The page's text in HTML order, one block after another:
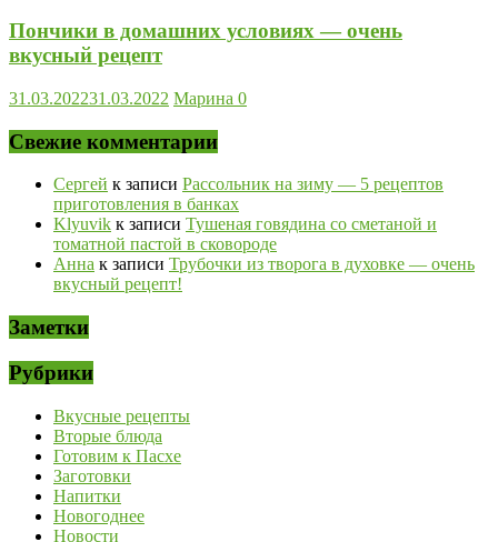
Пончики в домашних условиях — очень
вкусный рецепт
31.03.202231.03.2022 Марина 0
Свежие комментарии
Сергей к записи Рассольник на зиму — 5 рецептов
приготовления в банках
Klyuvik к записи Тушеная говядина со сметаной и
томатной пастой в сковороде
Анна к записи Трубочки из творога в духовке — очень
вкусный рецепт!
Заметки
Рубрики
Вкусные рецепты
Вторые блюда
Готовим к Пасхе
Заготовки
Напитки
Новогоднее
Новости